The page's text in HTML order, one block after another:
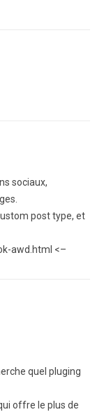
sociaux,
post type, et
awd.html <–
quel pluging
offre le plus de